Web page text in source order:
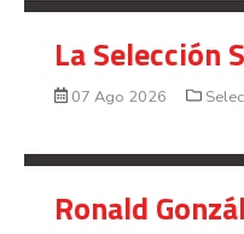
La Selección
07 Ago 2026
Ronald